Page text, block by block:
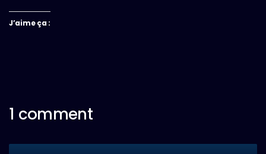
J’aime ça :
1 comment